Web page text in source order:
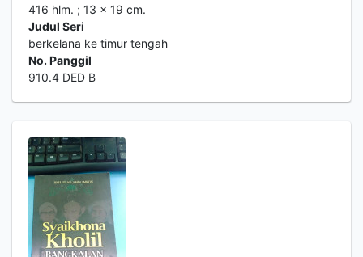
416 hlm. ; 13 x 19 cm.
Judul Seri
berkelana ke timur tengah
No. Panggil
910.4 DED B